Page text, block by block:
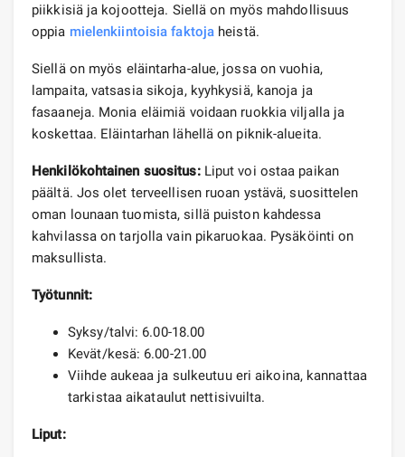
piikkisiä ja kojootteja. Siellä on myös mahdollisuus
oppia mielenkiintoisia faktoja heistä.
Siellä on myös eläintarha-alue, jossa on vuohia,
lampaita, vatsasia sikoja, kyyhkysiä, kanoja ja
fasaaneja. Monia eläimiä voidaan ruokkia viljalla ja
koskettaa. Eläintarhan lähellä on piknik-alueita.
Henkilökohtainen suositus:Liput voi ostaa paikan
päältä. Jos olet terveellisen ruoan ystävä, suosittelen
oman lounaan tuomista, sillä puiston kahdessa
kahvilassa on tarjolla vain pikaruokaa. Pysäköinti on
maksullista.
Työtunnit:
Syksy/talvi: 6.00-18.00
Kevät/kesä: 6.00-21.00
Viihde aukeaa ja sulkeutuu eri aikoina, kannattaa
tarkistaa aikataulut nettisivuilta.
Liput: